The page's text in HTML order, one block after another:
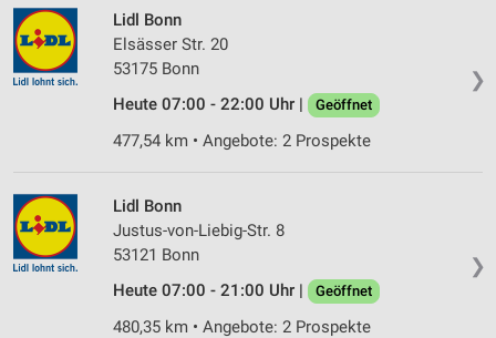
❯
Lidl Bonn
Elsässer Str. 20
53175 Bonn
Heute 07:00 - 22:00 Uhr |
Geöffnet
477,54 km • Angebote: 2 Prospekte
❯
Lidl Bonn
Justus-von-Liebig-Str. 8
53121 Bonn
Heute 07:00 - 21:00 Uhr |
Geöffnet
480,35 km • Angebote: 2 Prospekte
Erstellung von Profilen für personalisierte
Werbung
Verwendung von Profilen zur Auswahl
personalisierter Werbung
Erstellung von Profilen zur Personalisierung
Verwendung von Profilen zur Auswahl
personalisierter Inhalte
Messung der Werbeleistung
Messung der Performance von Inhalten